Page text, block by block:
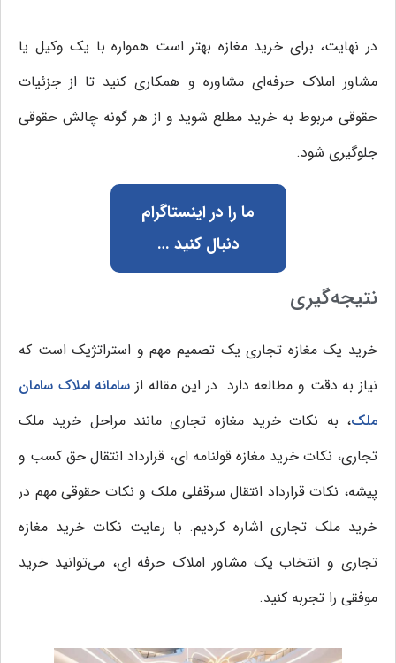
در نهایت، برای خرید مغازه بهتر است همواره با یک وکیل یا
مشاور املاک حرفه‌ای مشاوره و همکاری کنید تا از جزئیات
حقوقی مربوط به خرید مطلع شوید و از هر گونه چالش حقوقی
جلوگیری شود.
ما را در اینستاگرام
دنبال کنید …
نتیجه‌گیری
خرید یک مغازه تجاری یک تصمیم مهم و استراتژیک است که
نیاز به دقت و مطالعه دارد. در این مقاله از سامانه املاک سامان
ملک، به نکات خرید مغازه تجاری مانند مراحل خرید ملک
تجاری، نکات خرید مغازه قولنامه ای، قرارداد انتقال حق کسب و
پیشه، نکات قرارداد انتقال سرقفلی ملک و نکات حقوقی مهم در
خرید ملک تجاری اشاره کردیم. با رعایت نکات خرید مغازه
تجاری و انتخاب یک مشاور املاک حرفه ای، می‌توانید خرید
موفقی را تجربه کنید.